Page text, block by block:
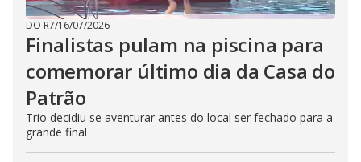
DO R7/16/07/2026
Finalistas pulam na piscina para
comemorar último dia da Casa do
Patrão
Trio decidiu se aventurar antes do local ser fechado para a
grande final